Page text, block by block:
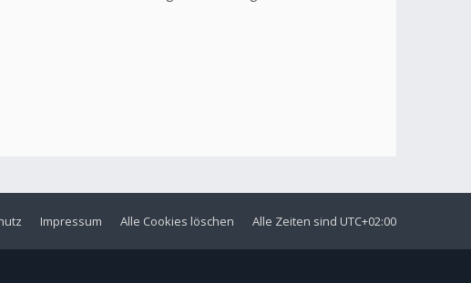
Alle Zeiten sind UTC+02:00
Alle Cookies löschen
Impressum